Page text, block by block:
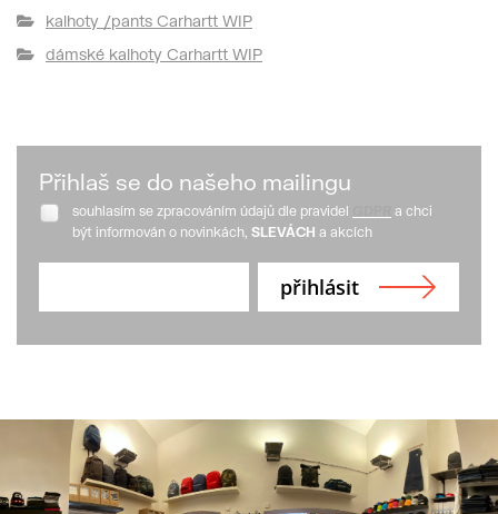
kalhoty /pants Carhartt WIP
dámské kalhoty Carhartt WIP
Přihlaš se do našeho mailingu
souhlasím se zpracováním údajů dle pravidel
a chci
být informován o novinkách, SLEVÁCH a akcích